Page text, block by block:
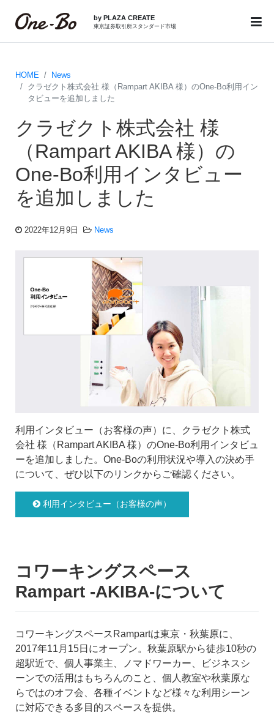
by PLAZA CREATE
東京証券取引所スタンダード市場
HOME
News
クラゼクト株式会社 様（Rampart AKIBA 様）のOne-Bo利用イン
タビューを追加しました
クラゼクト株式会社 様
（Rampart AKIBA 様）の
One-Bo利用インタビュー
を追加しました
2022年12月9日 News
利用インタビュー（お客様の声）に、クラゼクト株式
会社 様（Rampart AKIBA 様）のOne-Bo利用インタビュ
ーを追加しました。One-Boの利用状況や導入の決め手
について、ぜひ以下のリンクからご確認ください。
利用インタビュー（お客様の声）
コワーキングスペース
Rampart -AKIBA-について
コワーキングスペースRampartは東京・秋葉原に、
2017年11月15日にオープン。秋葉原駅から徒歩10秒の
超駅近で、個人事業主、ノマドワーカー、ビジネスシ
ーンでの活用はもちろんのこと、個人教室や秋葉原な
らではのオフ会、各種イベントなど様々な利用シーン
に対応できる多目的スペースを提供。